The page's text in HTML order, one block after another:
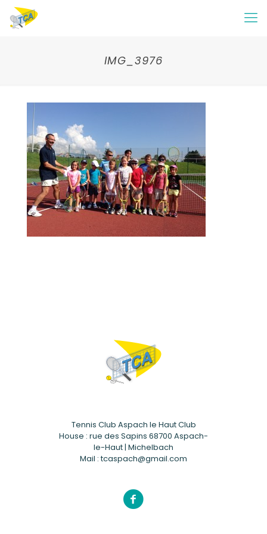
IMG_3976
Tennis Club Aspach le Haut Club
House : rue des Sapins 68700 Aspach-
le-Haut | Michelbach
Mail : tcaspach@gmail.com